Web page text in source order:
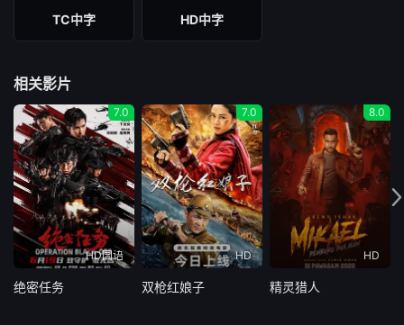
TC中字 HD中字
相关影片
7.0
HD国语
绝密任务
7.0
HD
双枪红娘子
8.0
HD
精灵猎人